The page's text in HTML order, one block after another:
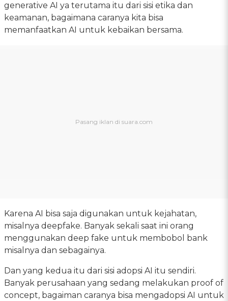
generative AI ya terutama itu dari sisi etika dan
keamanan, bagaimana caranya kita bisa
memanfaatkan AI untuk kebaikan bersama.
Karena AI bisa saja digunakan untuk kejahatan,
misalnya deepfake. Banyak sekali saat ini orang
menggunakan deep fake untuk membobol bank
misalnya dan sebagainya.
Dan yang kedua itu dari sisi adopsi AI itu sendiri.
Banyak perusahaan yang sedang melakukan proof of
concept, bagaiman caranya bisa mengadopsi AI untuk